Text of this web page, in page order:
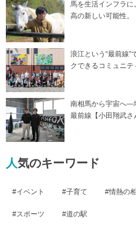
馬を生活インフラ
高の新しい可能性。
浪江という“最前線
クできるコミュニテ
南相馬から宇宙へ―
最前線【小田翔武さ
人気のキーワード
イベント 子育て 情熱の
スポーツ 道の駅